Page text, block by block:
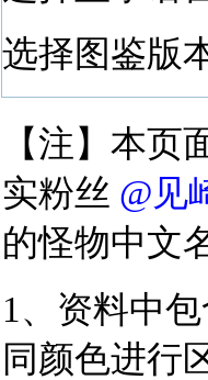
选择图鉴
【注】本
实粉丝 @见
的怪物中文
1、资料中
同颜色进行